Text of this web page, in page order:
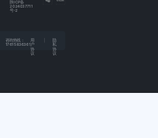
陕ICP备
2024037711
号-2
咨询热线：
17615836361户
协
议
隐
私
协
议